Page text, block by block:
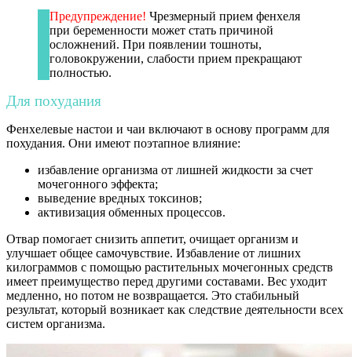
Предупреждение! Чрезмерный прием фенхеля
при беременности может стать причиной
осложнений. При появлении тошноты,
головокружении, слабости прием прекращают
полностью.
Для похудания
Фенхелевые настои и чаи включают в основу программ для
похудания. Они имеют поэтапное влияние:
избавление организма от лишней жидкости за счет
мочегонного эффекта;
выведение вредных токсинов;
активизация обменных процессов.
Отвар помогает снизить аппетит, очищает организм и
улучшает общее самочувствие. Избавление от лишних
килограммов с помощью растительных мочегонных средств
имеет преимущество перед другими составами. Вес уходит
медленно, но потом не возвращается. Это стабильный
результат, который возникает как следствие деятельности всех
систем организма.